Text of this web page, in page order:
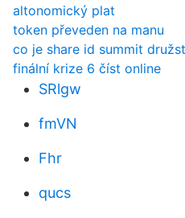
altonomický plat
token převeden na manu
co je share id summit
finální krize 6 číst online
SRlgw
fmVN
Fhr
qucs